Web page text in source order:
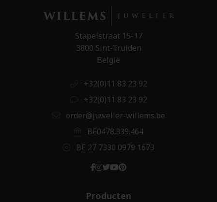
Stapelstraat 15-17
3800 Sint-Truiden
België
+32(0)11 83 23 92
+32(0)11 83 23 92
order@juwelier-willems.be
BE0478.339.464
BE 27 7330 0979 1673
Producten